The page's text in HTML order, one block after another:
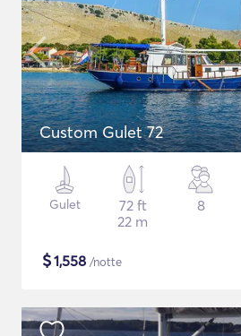
Custom Gulet 72
Gulet
72 ft
22 m
8
$1,558 /notte